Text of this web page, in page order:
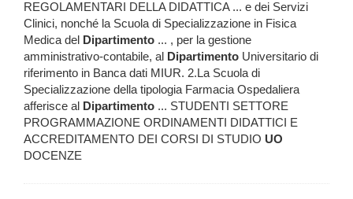
REGOLAMENTARI DELLA DIDATTICA ... e dei Servizi
Clinici, nonché la Scuola di Specializzazione in Fisica
Medica del Dipartimento ... , per la gestione
amministrativo-contabile, al Dipartimento Universitario di
riferimento in Banca dati MIUR. 2.La Scuola di
Specializzazione della tipologia Farmacia Ospedaliera
afferisce al Dipartimento ... STUDENTI SETTORE
PROGRAMMAZIONE ORDINAMENTI DIDATTICI E
ACCREDITAMENTO DEI CORSI DI STUDIO UO
DOCENZE